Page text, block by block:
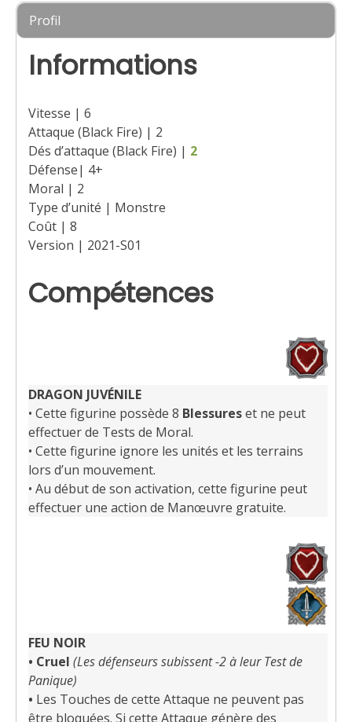
Profil
Informations
Vitesse | 6
Attaque (Black Fire) | 2
Dés d’attaque (Black Fire) | 2
Défense| 4+
Moral | 2
Type d’unité | Monstre
Coût | 8
Version | 2021-S01
Compétences
DRAGON JUVÉNILE
• Cette figurine possède 8 Blessureset ne peut
effectuer de Tests de Moral.
• Cette figurine ignore les unités et les terrains
lors d’un mouvement.
• Au début de son activation, cette figurine peut
effectuer une action de Manœuvre gratuite.
FEU NOIR
• Cruel (Les défenseurs subissent -2 à leur Test de
Panique)
• Les Touches de cette Attaque ne peuvent pas
être bloquées. Si cette Attaque génère des